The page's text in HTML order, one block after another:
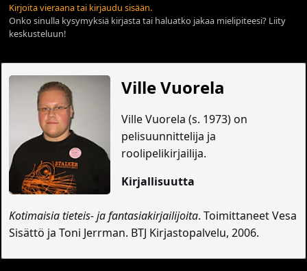
Kirjoita vieraana tai kirjaudu sisään.
Onko sinulla kysymyksiä kirjasta tai haluatko jakaa mielipiteesi? Liity
keskusteluun!
Ville Vuorela
Ville Vuorela (s. 1973) on
pelisuunnittelija ja
roolipelikirjailija.
Kirjallisuutta
Kotimaisia tieteis- ja fantasiakirjailijoita. Toimittaneet Vesa
Sisättö ja Toni Jerrman. BTJ Kirjastopalvelu, 2006.